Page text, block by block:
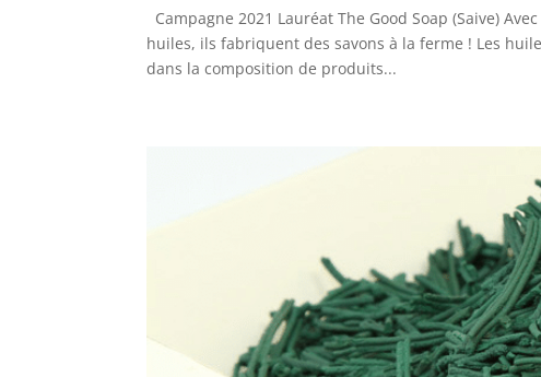
Campagne 2021 Lauréat The Good Soap (Saive)
huiles, ils fabriquent des savons à la ferme ! Les
dans la composition de produits...